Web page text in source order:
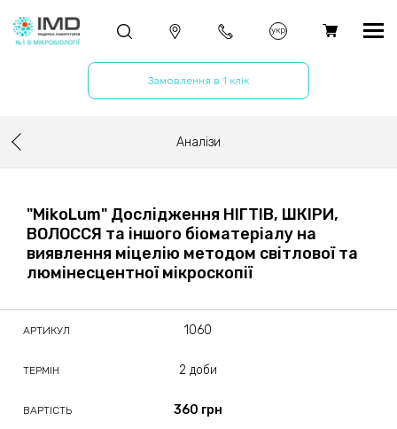
укр
Замовлення в 1 клік
Аналізи
"MikoLum" Дослідження НІГТІВ, ШКІРИ,
ВОЛОССЯ та іншого біоматеріалу на
виявлення міцелію методом світлової та
люмінесцентної мікроскопії
АРТИКУЛ
ТЕРМІН
ВАРТІСТЬ
1060
2 доби
360 грн